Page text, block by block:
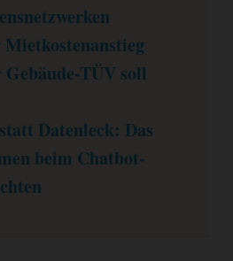
TÜV soll
Datenleck: Das
beim Chatbot-